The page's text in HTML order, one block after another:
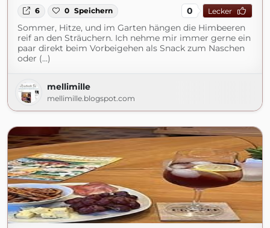
6 0 Speichern 0 Lecker
Sommer, Hitze, und im Garten hängen die Himbeeren
reif an den Sträuchern. Ich nehme mir immer gerne ein
paar direkt beim Vorbeigehen als Snack zum Naschen
oder (...)
mellimille
mellimille.blogspot.com